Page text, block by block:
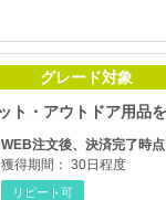
グレード対象
WEB注文後、決済完了時点
獲得期間： 30日程度
リピート可